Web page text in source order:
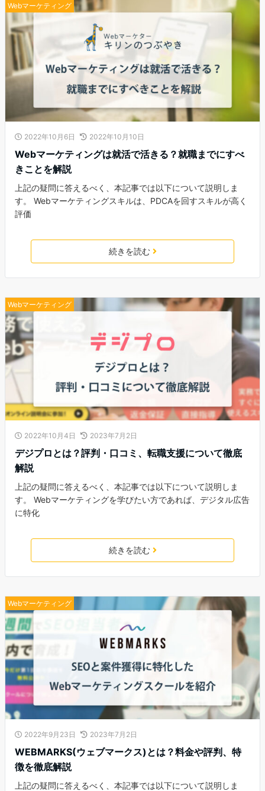
Webマーケティング
2022年10月6日 2022年10月10日
Webマーケティングは就活で活きる？就職までにすべ
きことを解説
上記の疑問に答えるべく、本記事では以下について説明しま
す。 Webマーケティングスキルは、PDCAを回すスキルが高く
評価
続きを読む
Webマーケティング
2022年10月4日 2023年7月2日
デジプロとは？評判・口コミ、転職支援について徹底
解説
上記の疑問に答えるべく、本記事では以下について説明しま
す。 Webマーケティングを学びたい方であれば、デジタル広告
に特化
続きを読む
Webマーケティング
2022年9月23日 2023年7月2日
WEBMARKS(ウェブマークス)とは？料金や評判、特
徴を徹底解説
上記の疑問に答えるべく、本記事では以下について説明しま